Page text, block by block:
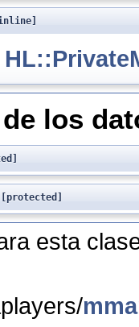
los
[protected]
esta